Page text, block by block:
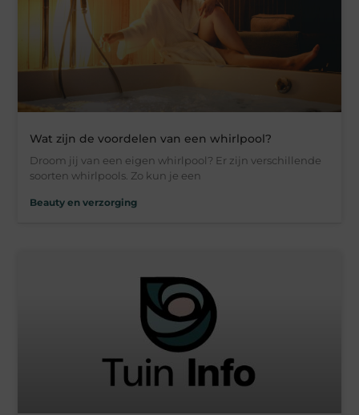
Wat zijn de voordelen van een whirlpool?
Droom jij van een eigen whirlpool? Er zijn verschillende
soorten whirlpools. Zo kun je een
Beauty en verzorging